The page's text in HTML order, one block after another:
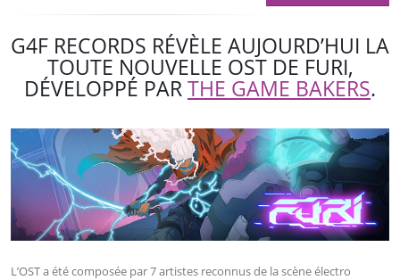
G4F RECORDS RÉVÈLE AUJOURD’HUI LA
TOUTE NOUVELLE OST DE FURI,
DÉVELOPPÉ PARTHE GAME BAKERS.
L’OST a été composée par 7 artistes reconnus de la scène électro